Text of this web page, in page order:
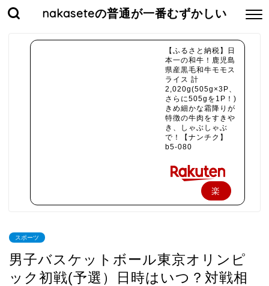
nakaseteの普通が一番むずかしい
【ふるさと納税】日
本一の和牛！鹿児島
県産黒毛和牛モモス
ライス 計
2,020g(505g×3P、
さらに505gを1P！)
きめ細かな霜降りが
特徴の牛肉をすきや
き、しゃぶしゃぶ
で！【ナンチク】
b5-080
楽
入
スポーツ
男子バスケットボール東京オリンピ
ック初戦(予選）日時はいつ？対戦相